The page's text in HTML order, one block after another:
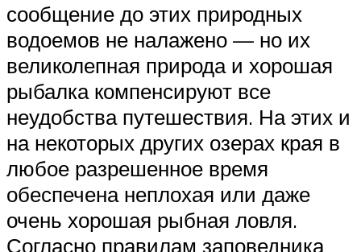
сообщение до этих природных
водоемов не налажено — но их
великолепная природа и хорошая
рыбалка компенсируют все
неудобства путешествия. На этих и
на некоторых других озерах края в
любое разрешенное время
обеспечена неплохая или даже
очень хорошая рыбная ловля.
Согласно правилам заповедника